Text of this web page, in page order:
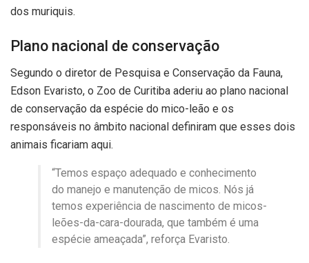
dos muriquis.
Plano nacional de conservação
Segundo o diretor de Pesquisa e Conservação da Fauna,
Edson Evaristo, o Zoo de Curitiba aderiu ao plano nacional
de conservação da espécie do mico-leão e os
responsáveis no âmbito nacional definiram que esses dois
animais ficariam aqui.
“Temos espaço adequado e conhecimento
do manejo e manutenção de micos. Nós já
temos experiência de nascimento de micos-
leões-da-cara-dourada, que também é uma
espécie ameaçada”, reforça Evaristo.